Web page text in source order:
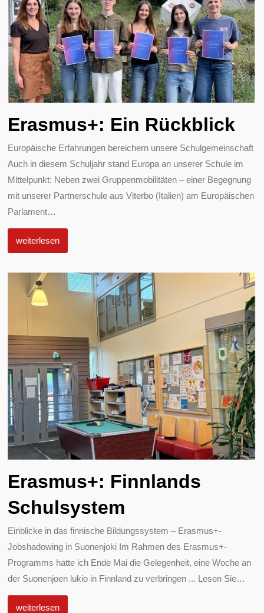
Erasmus+: Ein Rückblick
Europäische Erfahrungen bereichern unsere Schulgemeinschaft
Auch in diesem Schuljahr stand Europa an unserer Schule im
Mittelpunkt: Neben zwei Gruppenmobilitäten – einer Begegnung
mit unserer Partnerschule aus Viterbo (Italien) am Europäischen
Parlament…
weiterlesen
Erasmus+: Finnlands
Schulsystem
Einblicke in das finnische Bildungssystem – Erasmus+-
Jobshadowing in Suonenjoki Im Rahmen des Erasmus+-
Programms hatte ich Ende Mai die Gelegenheit, eine Woche an
der Suonenjoen lukio in Finnland zu verbringen ... Lesen Sie…
weiterlesen